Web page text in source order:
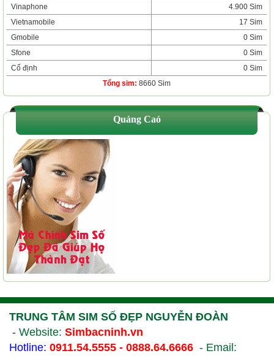
Vinaphone
4.900 Sim
Vietnamobile
17 Sim
Gmobile
0 Sim
Sfone
0 Sim
Cố định
0 Sim
Tổng sim: 8660 Sim
Quảng Caó
TRUNG TÂM SIM SỐ ĐẸP NGUYỄN ĐOÀN
- Website: Simbacninh.vn
Hotline: 0911.54.5555 - 0888.64.6666 - Email: